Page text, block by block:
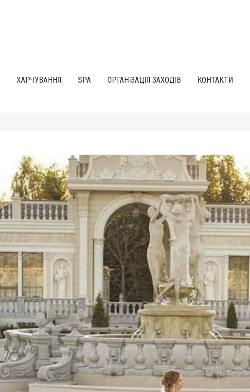
ХАРЧУВАННЯ SPA ОРГАНІЗАЦІЯ ЗАХОДІВ КОНТАКТИ